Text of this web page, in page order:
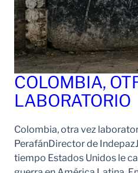
COLOMBIA,
LABORATORIO
Colombia, otra vez
PerafánDirector de
tiempo Estados Unidos le